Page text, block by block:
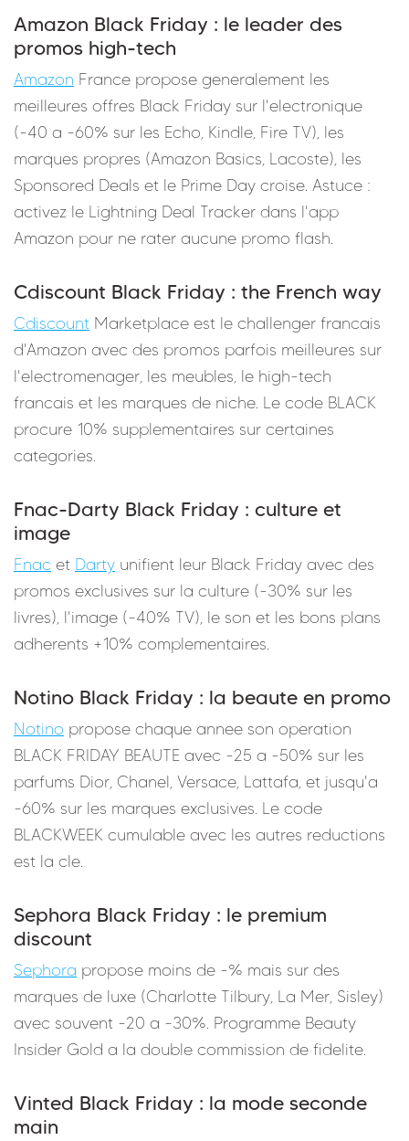
Amazon Black Friday : le leader des
promos high-tech
Amazon France propose generalement les
meilleures offres Black Friday sur l'electronique
(-40 a -60% sur les Echo, Kindle, Fire TV), les
marques propres (Amazon Basics, Lacoste), les
Sponsored Deals et le Prime Day croise. Astuce :
activez le Lightning Deal Tracker dans l'app
Amazon pour ne rater aucune promo flash.
Cdiscount Black Friday : the French way
Cdiscount Marketplace est le challenger francais
d'Amazon avec des promos parfois meilleures sur
l'electromenager, les meubles, le high-tech
francais et les marques de niche. Le code BLACK
procure 10% supplementaires sur certaines
categories.
Fnac-Darty Black Friday : culture et
image
Fnac et Darty unifient leur Black Friday avec des
promos exclusives sur la culture (-30% sur les
livres), l'image (-40% TV), le son et les bons plans
adherents +10% complementaires.
Notino Black Friday : la beaute en promo
Notino propose chaque annee son operation
BLACK FRIDAY BEAUTE avec -25 a -50% sur les
parfums Dior, Chanel, Versace, Lattafa, et jusqu'a
-60% sur les marques exclusives. Le code
BLACKWEEK cumulable avec les autres reductions
est la cle.
Sephora Black Friday : le premium
discount
Sephora propose moins de -% mais sur des
marques de luxe (Charlotte Tilbury, La Mer, Sisley)
avec souvent -20 a -30%. Programme Beauty
Insider Gold a la double commission de fidelite.
Vinted Black Friday : la mode seconde
main